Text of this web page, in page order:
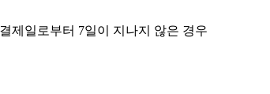
제일로부터 7일이 지나지 않은 경우